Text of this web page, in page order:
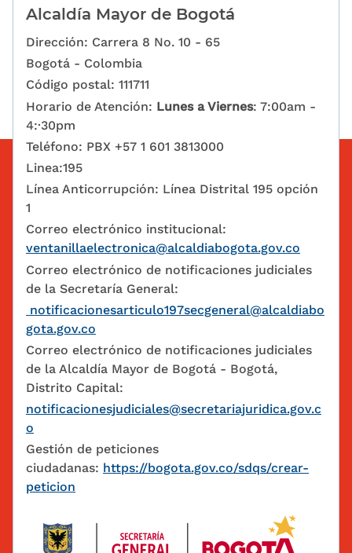
Alcaldía Mayor de Bogotá
Dirección: Carrera 8 No. 10 - 65
Bogotá - Colombia
Código postal: 111711
Horario de Atención: Lunes a Viernes: 7:00am -
4:·30pm
Teléfono: PBX +57 1 601 3813000
Linea:195
Línea Anticorrupción: Línea Distrital 195 opción
1
Correo electrónico institucional:
ventanillaelectronica@alcaldiabogota.gov.co
Correo electrónico de notificaciones judiciales
de la Secretaría General:
notificacionesarticulo197secgeneral@alcaldiabo
gota.gov.co
Correo electrónico de notificaciones judiciales
de la Alcaldía Mayor de Bogotá - Bogotá,
Distrito Capital:
notificacionesjudiciales@secretariajuridica.gov.c
o
Gestión de peticiones
ciudadanas: https://bogota.gov.co/sdqs/crear-
peticion